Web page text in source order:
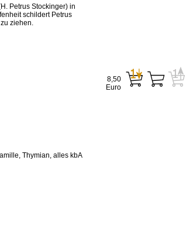
Petrus Stockinger) in
schildert Petrus
ziehen.
Thymian, alles kbA
8,50
Euro